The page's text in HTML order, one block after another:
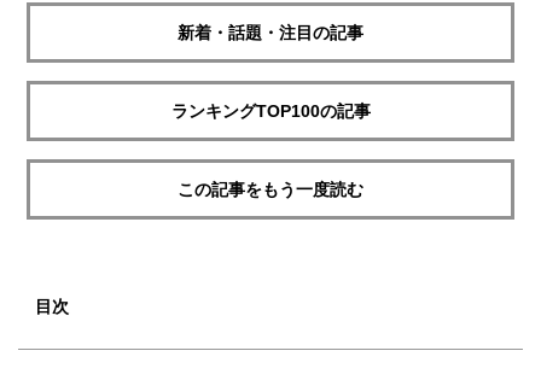
新着・話題・注目の記事
ランキングTOP100の記事
この記事をもう一度読む
目次